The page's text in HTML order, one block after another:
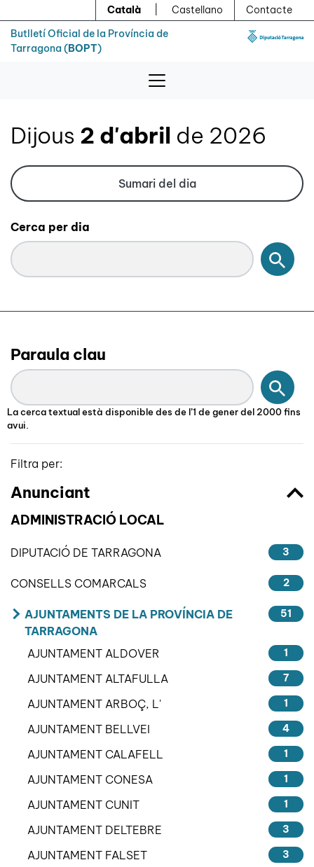
Català Castellano
Contacte
Butlletí Oficial de la Província de
Tarragona (BOPT)
Dijous 2 d'abril de 2026
Sumari del dia
Cerca per dia
Paraula clau
La cerca textual està disponible des de l’1 de gener del 2000 fins
avui.
Filtra per:
Anunciant
ADMINISTRACIÓ LOCAL
DIPUTACIÓ DE TARRAGONA 3
CONSELLS COMARCALS 2
AJUNTAMENTS DE LA PROVÍNCIA DE
TARRAGONA
51
AJUNTAMENT ALDOVER 1
AJUNTAMENT ALTAFULLA 7
AJUNTAMENT ARBOÇ, L' 1
AJUNTAMENT BELLVEI 4
AJUNTAMENT CALAFELL 1
AJUNTAMENT CONESA 1
AJUNTAMENT CUNIT 1
AJUNTAMENT DELTEBRE 3
AJUNTAMENT FALSET 3